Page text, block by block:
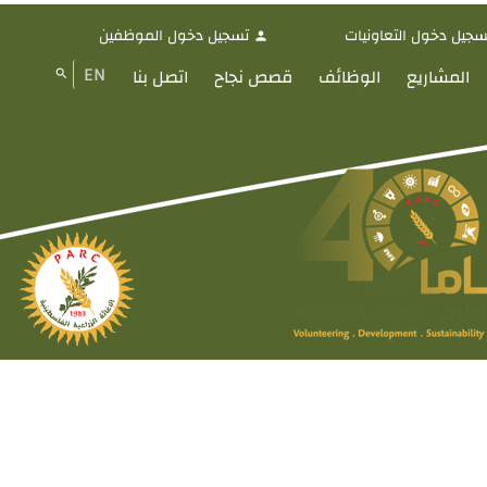
دخول التعاونيات person تسجيل دخول الموظفين
المشاريع الوظائف قصص نجاح اتصل بنا EN
search